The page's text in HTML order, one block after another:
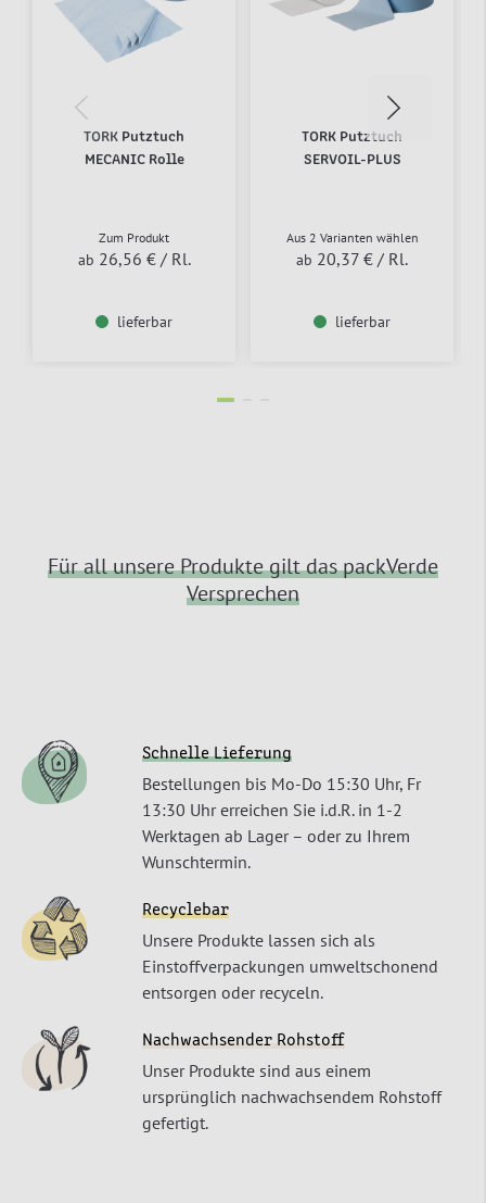
TORK Putztuch
MECANIC Rolle
Zum Produkt
ab 26,56 € / Rl.
lieferbar
TORK Putztuch
SERVOIL-PLUS
Aus 2 Varianten wählen
ab 20,37 € / Rl.
lieferbar
Für all unsere Produkte gilt das packVerde
Versprechen
Schnelle Lieferung
Bestellungen bis Mo-Do 15:30 Uhr, Fr
13:30 Uhr erreichen Sie i.d.R. in 1-2
Werktagen ab Lager – oder zu Ihrem
Wunschtermin.
Recyclebar
Unsere Produkte lassen sich als
Einstoffverpackungen umweltschonend
entsorgen oder recyceln.
Nachwachsender Rohstoff
Unser Produkte sind aus einem
ursprünglich nachwachsendem Rohstoff
gefertigt.